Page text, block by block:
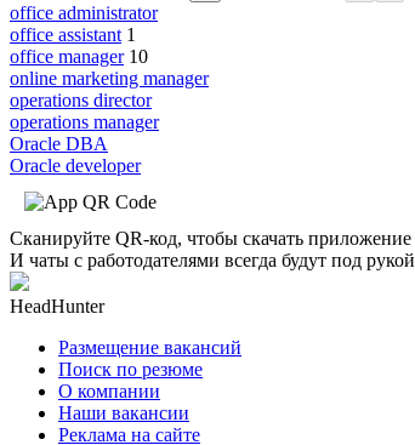
office administrator
office assistant 1
office manager 10
online marketing manager
operations director
operations manager
Oracle DBA
Oracle developer
Сканируйте QR-код, чтобы скачать приложение
И чаты с работодателями всегда будут под рукой
HeadHunter
Размещение вакансий
Поиск по резюме
О компании
Наши вакансии
Реклама на сайте